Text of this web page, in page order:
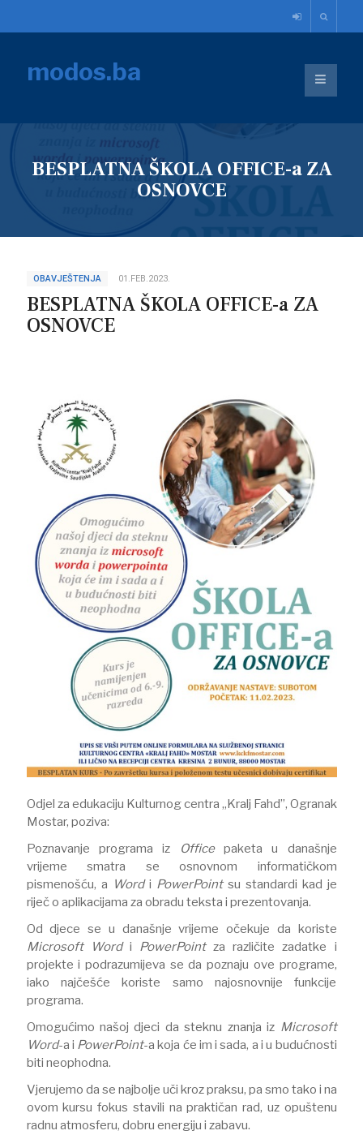
modos.ba
BESPLATNA ŠKOLA OFFICE-a ZA
OSNOVCE
OBAVJEŠTENJA 01.FEB.2023.
BESPLATNA ŠKOLA OFFICE-a ZA
OSNOVCE
Odjel za edukaciju Kulturnog centra „Kralj Fahd”, Ogranak
Mostar, poziva:
Poznavanje programa iz
Officepaketa u današnje
vrijeme smatra se osnovnom informatičkom
pismenošću, a Wordi PowerPointsu standardi kad je
riječ o aplikacijama za obradu teksta i prezentovanja.
Od djece se u današnje vrijeme očekuje da koriste
Microsoft Wordi PowerPointza različite zadatke i
projekte i podrazumijeva se da poznaju ove programe,
iako najčešće koriste samo najosnovnije funkcije
programa.
Omogućimo našoj djeci da steknu znanja iz Microsoft
Word-a i PowerPoint-a koja će im i sada, a i u budućnosti
biti neophodna.
Vjerujemo da se najbolje uči kroz praksu, pa smo tako i na
ovom kursu fokus stavili na praktičan rad, uz opuštenu
radnu atmosferu, dobru energiju i zabavu.